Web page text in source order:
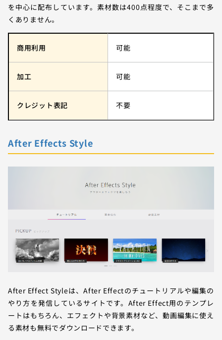
を中心に配布しています。素材数は400点程度で、そこまで多
くありません。
商用利用 可能
加工 可能
クレジット表記 不要
After Effects Style
After Effect Styleは、After Effectのチュートリアルや編集の
やり方を発信しているサイトです。After Effect用のテンプレ
ートはもちろん、エフェクトや背景素材など、動画編集に使え
る素材も無料でダウンロードできます。